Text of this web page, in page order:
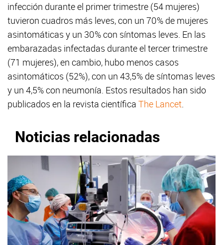
infección durante el primer trimestre (54 mujeres)
tuvieron cuadros más leves, con un 70% de mujeres
asintomáticas y un 30% con síntomas leves. En las
embarazadas infectadas durante el tercer trimestre
(71 mujeres), en cambio, hubo menos casos
asintomáticos (52%), con un 43,5% de síntomas leves
y un 4,5% con neumonía. Estos resultados han sido
publicados en la revista científica The Lancet.
Noticias relacionadas